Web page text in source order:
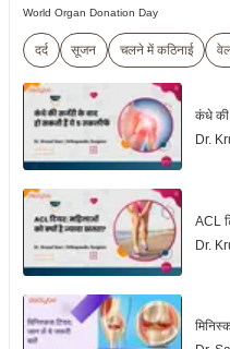
World Organ Donation Day
दर्द सूजन चलने में कठिनाई
कंधे की
Dr.
ACL
Dr.